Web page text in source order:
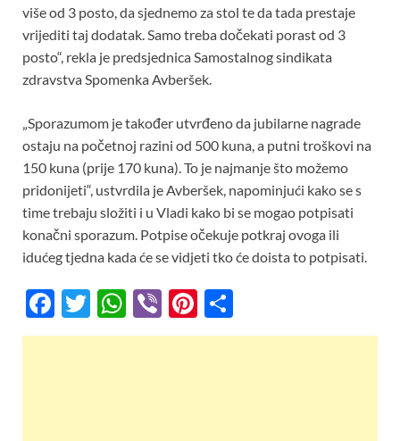
više od 3 posto, da sjednemo za stol te da tada prestaje
vrijediti taj dodatak. Samo treba dočekati porast od 3
posto“, rekla je predsjednica Samostalnog sindikata
zdravstva Spomenka Avberšek.
„Sporazumom je također utvrđeno da jubilarne nagrade
ostaju na početnoj razini od 500 kuna, a putni troškovi na
150 kuna (prije 170 kuna). To je najmanje što možemo
pridonijeti“, ustvrdila je Avberšek, napominjući kako se s
time trebaju složiti i u Vladi kako bi se mogao potpisati
konačni sporazum. Potpise očekuje potkraj ovoga ili
idućeg tjedna kada će se vidjeti tko će doista to potpisati.
F
ac
T
w
W
h
Vi
b
Pi
nt h